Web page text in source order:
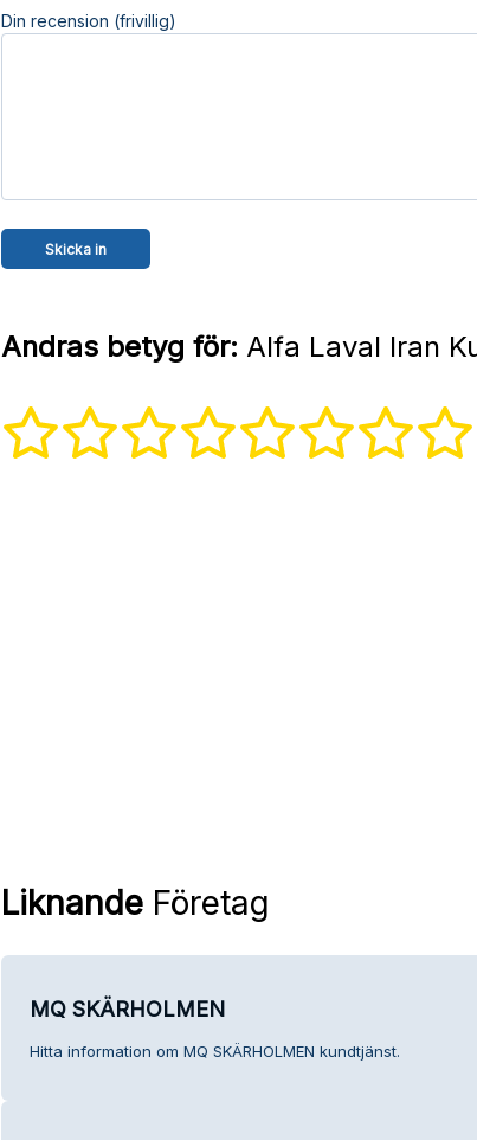
Din recension (frivillig)
Andras betyg för: Alfa Laval Iran
LiknandeFöretag
MQ SKÄRHOLMEN
Hitta information om MQ SKÄRHOLMEN kundtjänst.